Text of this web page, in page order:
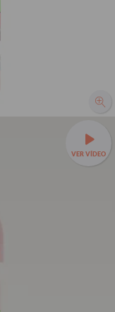
VER VÍDEO
- Missão
avaliações
Térmica Mini a
em qualquer